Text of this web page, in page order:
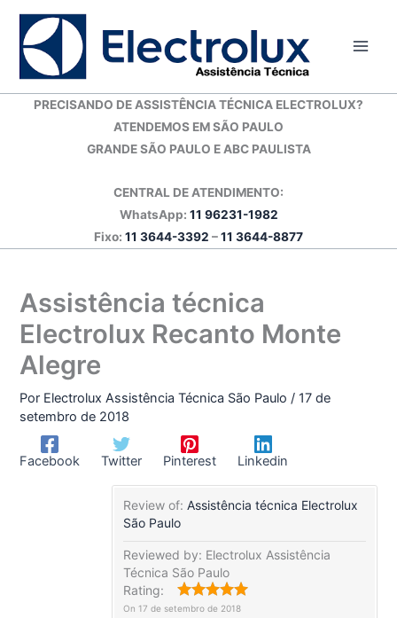
para
conteúdo
PRECISANDO DE ASSISTÊNCIA TÉCNICA ELECTROLUX?
ATENDEMOS EM SÃO PAULO
GRANDE SÃO PAULO E ABC PAULISTA
CENTRAL DE ATENDIMENTO:
WhatsApp: 11 96231-1982
Fixo: 11 3644-3392 –11 3644-8877
Assistência técnica
Electrolux Recanto Monte
Alegre
Por Electrolux Assistência Técnica São Paulo/17 de
setembro de 2018
Facebook Twitter Pinterest Linkedin
Review of: Assistência técnica Electrolux
São Paulo
Reviewed by: Electrolux Assistência
Técnica São Paulo
Rating:
On 17 de setembro de 2018